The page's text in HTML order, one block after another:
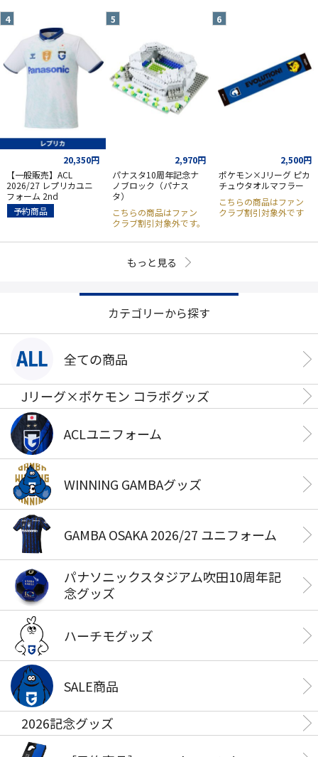
20,350円
【一般販売】ACL
2026/27 レプリカユニ
フォーム 2nd
予約商品
2,970円
パナスタ10周年記念ナ
ノブロック（パナス
タ）
こちらの商品はファン
クラブ割引対象外です。
2,500円
ポケモン×Jリーグ ピカ
チュウタオルマフラー
こちらの商品はファン
クラブ割引対象外です
もっと見る
カテゴリーから探す
全ての商品
Jリーグ×ポケモン コラボグッズ
ACLユニフォーム
WINNING GAMBAグッズ
GAMBA OSAKA 2026/27 ユニフォーム
パナソニックスタジアム吹田10周年記
念グッズ
ハーチモグッズ
SALE商品
2026記念グッズ